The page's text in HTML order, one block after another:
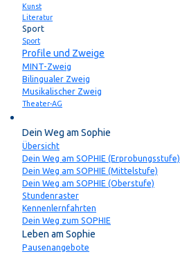
Kunst
Literatur
Sport
Sport
Profile und Zweige
MINT-Zweig
Bilingualer Zweig
Musikalischer Zweig
Theater-AG
Dein Weg am Sophie
Übersicht
Dein Weg am SOPHIE (Erprobungsstufe)
Dein Weg am SOPHIE (Mittelstufe)
Dein Weg am SOPHIE (Oberstufe)
Stundenraster
Kennenlernfahrten
Dein Weg zum SOPHIE
Leben am Sophie
Pausenangebote